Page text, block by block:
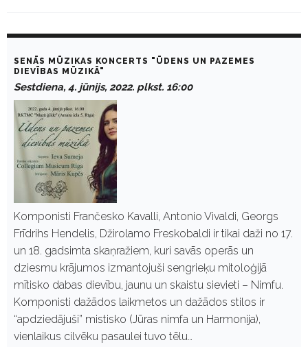
a
0
SENĀS MŪZIKAS KONCERTS "ŪDENS UN PAZEMES
DIEVĪBAS MŪZIKĀ"
Sestdiena, 4. jūnijs, 2022. plkst. 16:00
Komponisti Frančesko Kavalli, Antonio Vivaldi, Georgs
Frīdrihs Hendelis, Džirolamo Freskobaldi ir tikai daži no 17.
un 18. gadsimta skaņražiem, kuri savās operās un
dziesmu krājumos izmantojuši sengrieķu mitoloģijā
mītisko dabas dievību, jaunu un skaistu sievieti – Nimfu.
Komponisti dažādos laikmetos un dažādos stilos ir
“apdziedājuši” mistisko (Jūras nimfa un Harmonija),
vienlaikus cilvēku pasaulei tuvo tēlu…